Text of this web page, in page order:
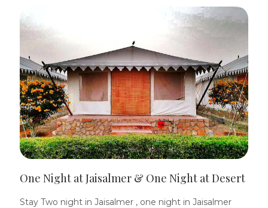
One Night at Jaisalmer & One Night at Desert
Stay Two night in Jaisalmer , one night in Jaisalmer